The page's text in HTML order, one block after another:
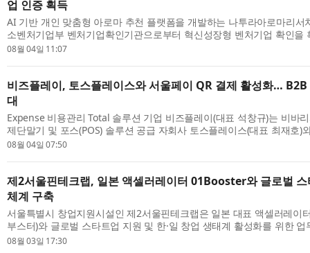
업 인증 획득
AI 기반 개인 맞춤형 아로마 추천 플랫폼을 개발하는 나투라아로마리서
소벤처기업부 벤처기업확인기관으로부터 혁신성장형 벤처기업 확인을
은 AI 기반 디지털 웰니스 기술과 맞춤형 아로마 서비스의 성장 가능성
08월 04일 11:07
비즈플레이, 토스플레이스와 서울페이 QR 결제 활성화…
대
Expense 비용관리 Total 솔루션 기업 비즈플레이(대표 석창규)는 비바
제단말기 및 포스(POS) 솔루션 공급 자회사 토스플레이스(대표 최재호)
권 결제 서비스 활성화 및 기업 비용관리 사업 협력을 위한 전략적 업무
08월 04일 07:50
제2서울핀테크랩, 일본 액셀러레이터 01Booster와 글로벌
체계 구축
서울특별시 창업지원시설인 제2서울핀테크랩은 일본 대표 액셀러레이
부스터)와 글로벌 스타트업 지원 및 한·일 창업 생태계 활성화를 위한
했다고 밝혔다. 양 기관은 이번 협약을 통해 양국 스타트업의 글로벌 시
08월 03일 17:30